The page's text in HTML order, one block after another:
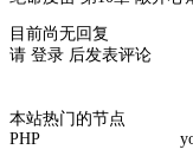
目前尚无回复
请 登录 后发表评论
本站热门的节点
PHP